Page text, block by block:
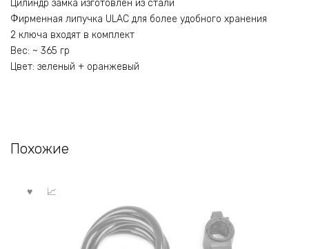
Цилиндр замка изготовлен из стали
Фирменная липучка ULAC для более удобного хранения
2 ключа входят в комплект
Вес: ~ 365 гр
Цвет: зеленый + оранжевый
Похожие